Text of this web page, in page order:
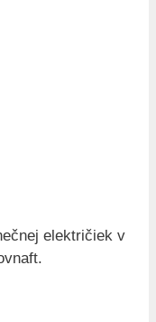
električiek v